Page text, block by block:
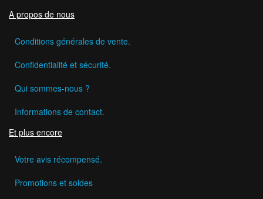
A propos de nous
Conditions générales de vente.
Confidentialité et sécurité.
Qui sommes-nous ?
Informations de contact.
Et plus encore
Votre avis récompensé.
Promotions et soldes